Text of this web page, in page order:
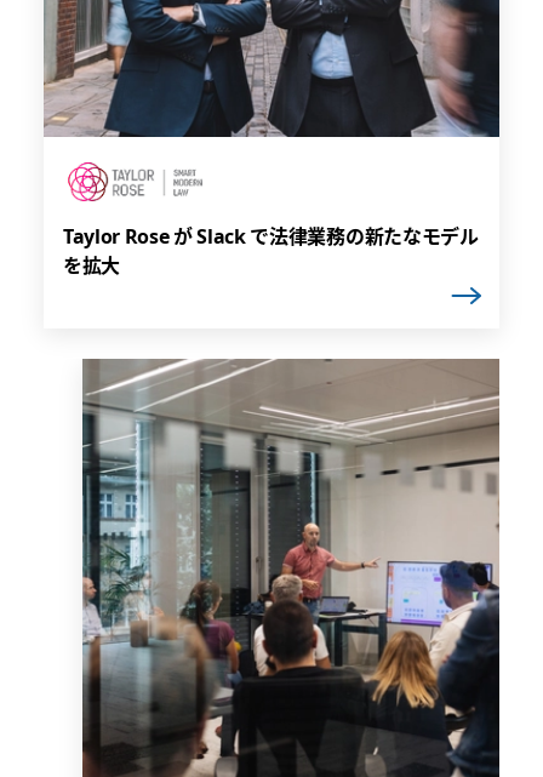
Taylor Rose が Slack で法律業務の新たなモデル
を拡大